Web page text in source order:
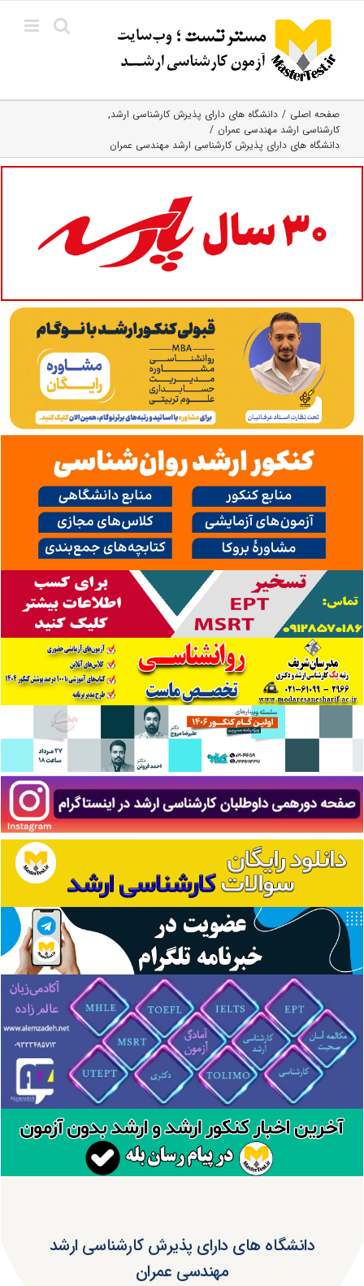
content
صفحه اصلی
دانشگاه های دارای پذیرش کارشناسی ارشد
کارشناسی ارشد مهندسی عمران
دانشگاه های دارای پذیرش کارشناسی ارشد مهندسی عمران
دانشگاه های دارای پذیرش کارشناسی ارشد
مهندسی عمران